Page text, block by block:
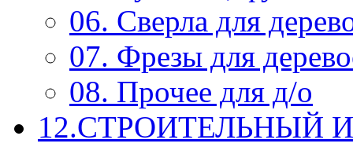
06. Сверла для
07. Фрезы для
08. Прочее для д/о
12.СТРОИТЕЛЬНЫЙ